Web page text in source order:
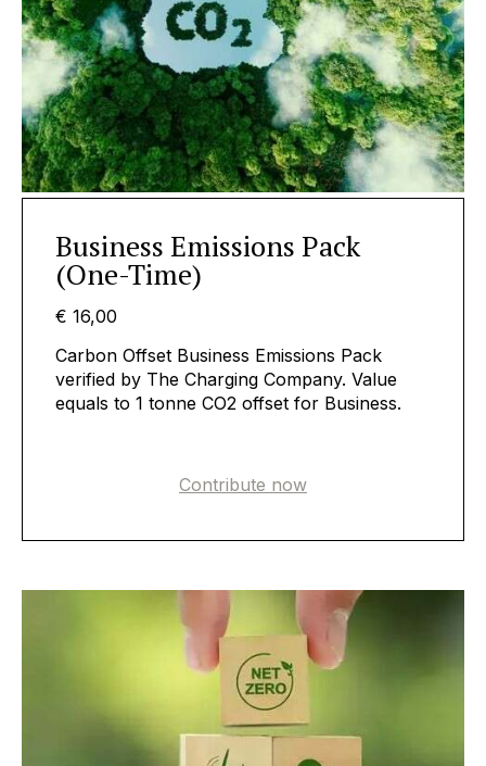
Business Emissions Pack
(One-Time)
€ 16,00
Carbon Offset Business Emissions Pack
verified by The Charging Company. Value
equals to 1 tonne CO2 offset for Business.
Contribute now